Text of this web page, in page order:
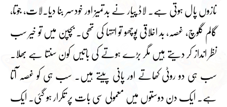
نازوں پال ہوتی ہے۔ لاڈ پیار نے بدتمیز اور خودسر بنا دیا۔لات، جوتا،
گالم گلوچ، غصہ، بد اخلاقی پوچھو تو انتہا کی تھی۔ بچپن میں تو خیر سب
نظر انداز کر دیتے ہیں مگر بڑے ہوتے کی باتیں کون سنتا ہے بھلا۔
سب ہی دو روٹی کھاتے اور پانی پیتے ہیں۔ سب ہی کو غصہ آتا
ہے۔ ایک دن دوستوں میں معمولی سی بات پر تکرار ہو گئی۔ ایک